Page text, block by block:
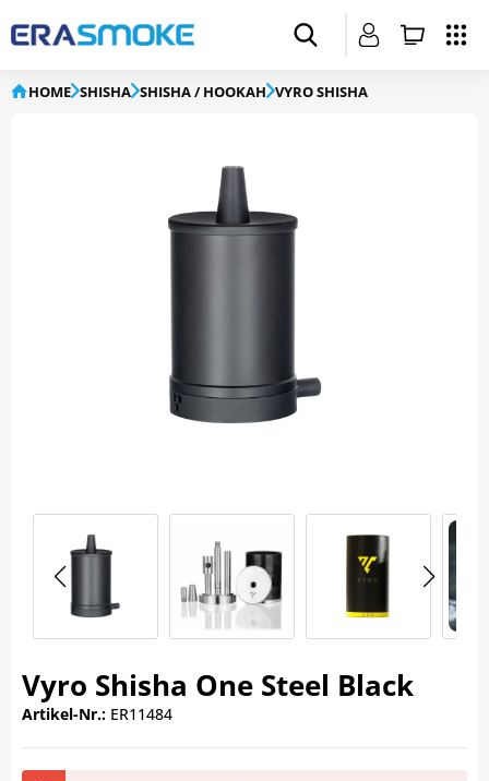
HOME SHISHA SHISHA / HOOKAH VYRO SHISHA
Vyro Shisha One Steel Black
Artikel-Nr.: ER11484